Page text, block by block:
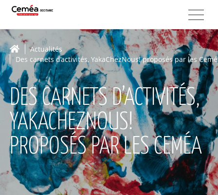
Actualités
Des carnets d’activités, YakaChezNous! proposés par les
DES CARNETS D’ACTIVITÉS,
YAKACHEZNOUS!
PROPOSÉS PAR LES CEMÉA